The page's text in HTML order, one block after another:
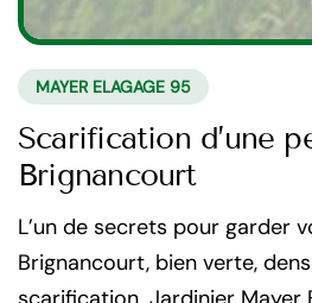
MAYER ELAGAGE 95
Scarification d’une
Brignancourt
L’un de secrets pour garder
Brignancourt, bien verte,